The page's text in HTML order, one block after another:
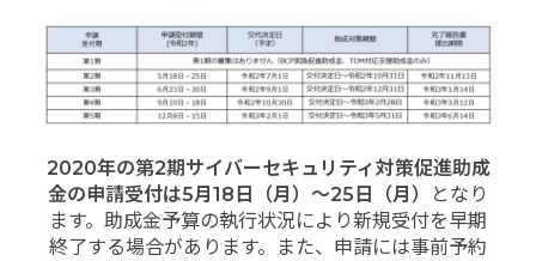
2020年の第2期サイバーセキュリティ対策促進助成
金の申請受付は5月 18 日（月）～25 日（月）
となり
ます。助成金予算の執行状況により新規受付を早期
終了する場合があります。また、申請には事前予約